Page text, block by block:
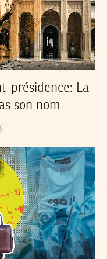
présidence: La
son nom